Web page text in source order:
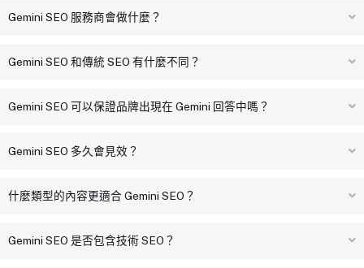
Gemini SEO 服務商會做什麼？
Gemini SEO 和傳統 SEO 有什麼不同？
Gemini SEO 可以保證品牌出現在 Gemini 回答中嗎？
Gemini SEO 多久會見效？
什麼類型的內容更適合 Gemini SEO？
Gemini SEO 是否包含技術 SEO？